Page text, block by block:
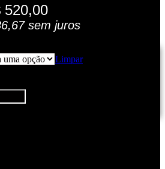
520,00Faixa
de
R$ 260,00
sem juros
Limpar